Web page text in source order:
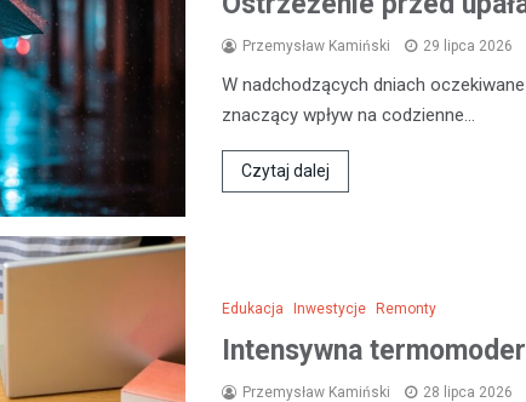
Przemysław Kamiński 29 lipca 2026
W nadchodzących dniach
znaczący wpływ na codzienne…
Czytaj dalej
Edukacja Inwestycje Remonty
Intensywna
Przemysław Kamiński 28 lipca 2026